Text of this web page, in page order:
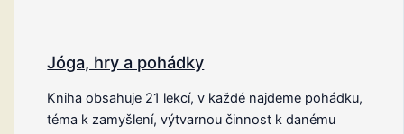
Jóga, hry a pohádky
Kniha obsahuje 21 lekcí, v každé najdeme pohádku,
téma k zamyšlení, výtvarnou činnost k danému